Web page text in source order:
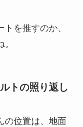
を推すのか、
トの照り返し
の位置は、地面